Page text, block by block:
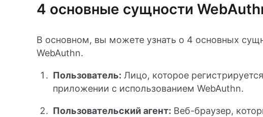
4 основные сущности
В основном, вы можете узнать о 4 основных
WebAuthn.
Пользователь: Лицо, которое
приложении с использованием WebAuthn.
Пользовательский агент: Веб-браузер,